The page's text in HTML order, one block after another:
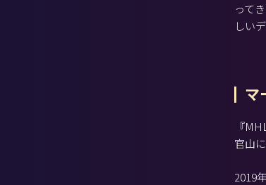
って
しい
マ
『
官山
2019